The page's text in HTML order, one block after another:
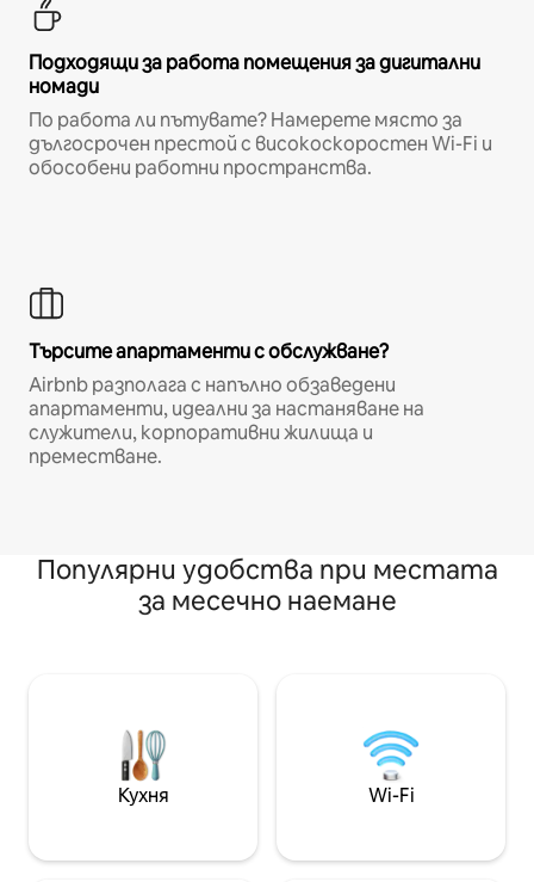
Подходящи за работа помещения за дигитални
номади
По работа ли пътувате? Намерете място за
дългосрочен престой с високоскоростен Wi-Fi и
обособени работни пространства.
Търсите апартаменти с обслужване?
Airbnb разполага с напълно обзаведени
апартаменти, идеални за настаняване на
служители, корпоративни жилища и
преместване.
Популярни удобства при местата
за месечно наемане
Кухня Wi-Fi